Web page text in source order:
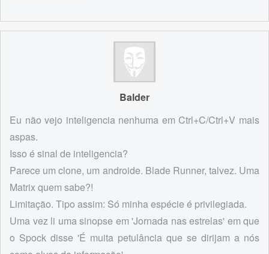
Balder
Eu não vejo inteligencia nenhuma em Ctrl+C/Ctrl+V mais
aspas.
Isso é sinal de inteligencia?
Parece um clone, um androide. Blade Runner, talvez. Uma
Matrix quem sabe?!
Limitação. Tipo assim: Só minha espécie é privilegiada.
Uma vez li uma sinopse em 'Jornada nas estrelas' em que
o Spock disse 'É muita petulância que se dirijam a nós